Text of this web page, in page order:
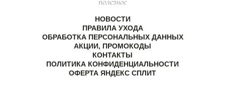
НОВОСТИ
ПРАВИЛА УХОДА
ОБРАБОТКА ПЕРСОНАЛЬНЫХ ДАННЫХ
АКЦИИ, ПРОМОКОДЫ
КОНТАКТЫ
ПОЛИТИКА КОНФИДЕНЦИАЛЬНОСТИ
ОФЕРТА ЯНДЕКС СПЛИТ